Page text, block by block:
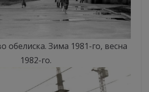
обелиска. Зима 1981-го, весна
1982-го.